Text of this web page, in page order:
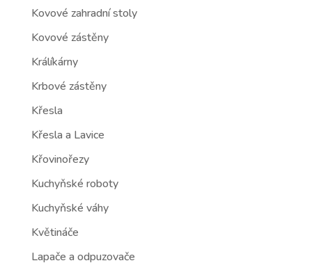
Kovové zahradní stoly
Kovové zástěny
Králíkárny
Krbové zástěny
Křesla
Křesla a Lavice
Křovinořezy
Kuchyňské roboty
Kuchyňské váhy
Květináče
Lapače a odpuzovače